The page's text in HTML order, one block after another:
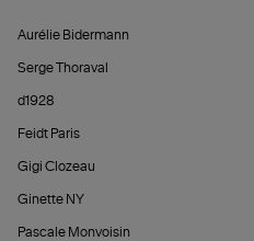
Aurélie Bidermann
Serge Thoraval
d1928
Feidt Paris
Gigi Clozeau
Ginette NY
Pascale Monvoisin